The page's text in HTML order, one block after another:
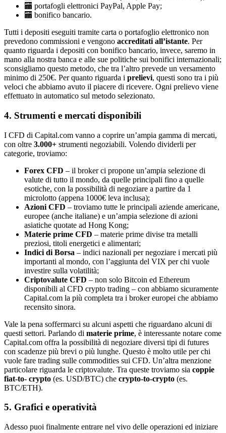
🏧 portafogli elettronici PayPal, Apple Pay;
🏧 bonifico bancario.
Tutti i depositi eseguiti tramite carta o portafoglio elettronico non
prevedono commissioni e vengono accreditati all’istante. Per
quanto riguarda i depositi con bonifico bancario, invece, saremo in
mano alla nostra banca e alle sue politiche sui bonifici internazionali;
sconsigliamo questo metodo, che tra l’altro prevede un versamento
minimo di 250€. Per quanto riguarda i prelievi, questi sono tra i più
veloci che abbiamo avuto il piacere di ricevere. Ogni prelievo viene
effettuato in automatico sul metodo selezionato.
4. Strumenti e mercati disponibili
I CFD di Capital.com vanno a coprire un’ampia gamma di mercati,
con oltre 3.000+ strumenti negoziabili. Volendo dividerli per
categorie, troviamo:
Forex CFD – il broker ci propone un’ampia selezione di
valute di tutto il mondo, da quelle principali fino a quelle
esotiche, con la possibilità di negoziare a partire da 1
microlotto (appena 1000€ leva inclusa);
Azioni CFD – troviamo tutte le principali aziende americane,
europee (anche italiane) e un’ampia selezione di azioni
asiatiche quotate ad Hong Kong;
Materie prime CFD – materie prime divise tra metalli
preziosi, titoli energetici e alimentari;
Indici di Borsa – indici nazionali per negoziare i mercati più
importanti al mondo, con l’aggiunta del VIX per chi vuole
investire sulla volatilità;
Criptovalute CFD – non solo Bitcoin ed Ethereum
disponibili al CFD crypto trading – con abbiamo sicuramente
Capital.com la più completa tra i broker europei che abbiamo
recensito sinora.
Vale la pena soffermarci su alcuni aspetti che riguardano alcuni di
questi settori. Parlando di materie prime, è interessante notare come
Capital.com offra la possibilità di negoziare diversi tipi di futures
con scadenze più brevi o più lunghe. Questo è molto utile per chi
vuole fare trading sulle commodities sui CFD. Un’altra menzione
particolare riguarda le criptovalute. Tra queste troviamo sia coppie
fiat-to- crypto (es. USD/BTC) che crypto-to-crypto (es.
BTC/ETH).
5. Grafici e operatività
Adesso puoi finalmente entrare nel vivo delle operazioni ed iniziare